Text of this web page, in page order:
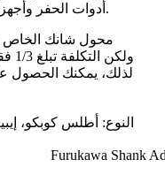
أدوات الحفر وأجهزة الحفر من أجل الحفر بكفاءة وفعالية.
محول شانك الخاص
النوع: أطلس كوبكو،